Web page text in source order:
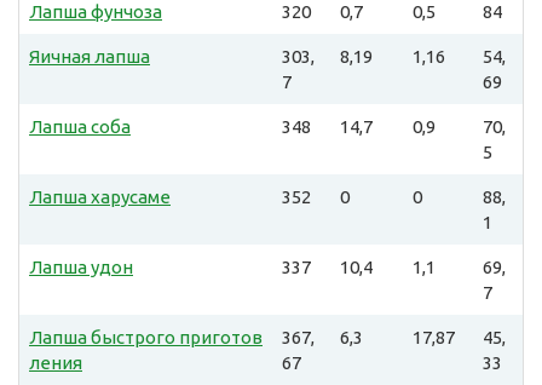
Лапша фунчоза 320 0,7 0,5 84
Яичная лапша
303,
7
8,19 1,16
54,
69
Лапша соба 348 14,7 0,9
70,
5
Лапша харусаме 352 0 0
88,
1
Лапша удон 337 10,4 1,1
69,
7
Лапша быстрого приготов
ления
367,
67
6,3 17,87
45,
33